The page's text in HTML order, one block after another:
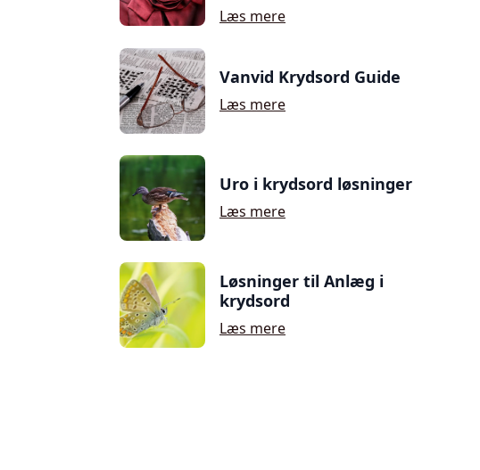
Læs mere
Vanvid Krydsord Guide
Læs mere
Uro i krydsord løsninger
Læs mere
Løsninger til Anlæg i
krydsord
Læs mere